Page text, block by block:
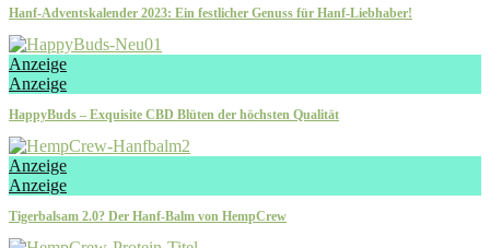
Hanf-Adventskalender 2023: Ein festlicher Genuss für Hanf-Liebhaber!
Anzeige
Anzeige
HappyBuds – Exquisite CBD Blüten der höchsten Qualität
Anzeige
Anzeige
Tigerbalsam 2.0? Der Hanf-Balm von HempCrew